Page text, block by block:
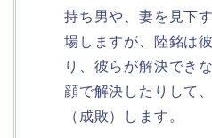
持ち男や、妻を見下
場しますが、陸銘は
り、彼らが解決でき
顔で解決したりして
（成敗）します。